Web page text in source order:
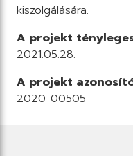
kiszolgálására.
A projekt
2021.05.28.
A projekt
2020-00505